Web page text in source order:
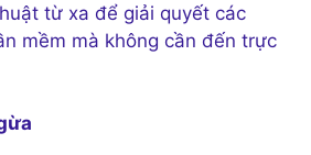
từ xa để giải quyết các
mềm mà không cần đến trực